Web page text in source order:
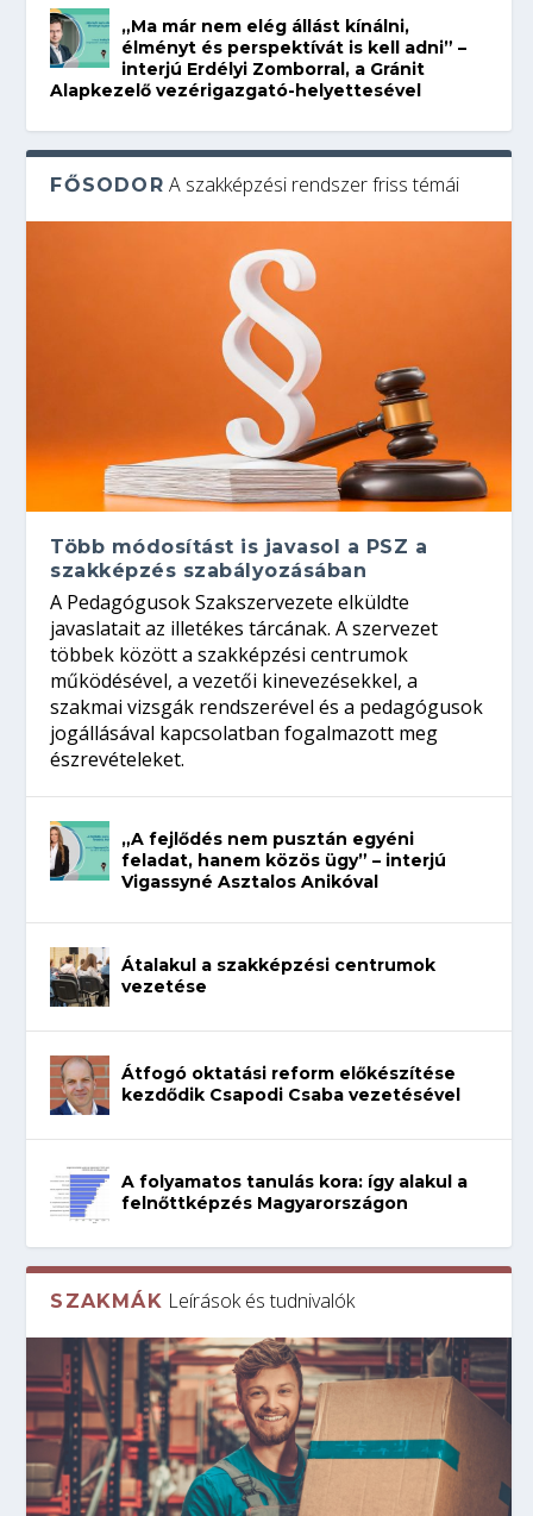
„Ma már nem elég állást kínálni,
élményt és perspektívát is kell adni” –
interjú Erdélyi Zomborral, a Gránit
Alapkezelő vezérigazgató-helyettesével
FŐSODOR A szakképzési rendszer friss témái
Több módosítást is javasol a PSZ a
szakképzés szabályozásában
A Pedagógusok Szakszervezete elküldte
javaslatait az illetékes tárcának. A szervezet
többek között a szakképzési centrumok
működésével, a vezetői kinevezésekkel, a
szakmai vizsgák rendszerével és a pedagógusok
jogállásával kapcsolatban fogalmazott meg
észrevételeket.
„A fejlődés nem pusztán egyéni
feladat, hanem közös ügy” – interjú
Vigassyné Asztalos Anikóval
Átalakul a szakképzési centrumok
vezetése
Átfogó oktatási reform előkészítése
kezdődik Csapodi Csaba vezetésével
A folyamatos tanulás kora: így alakul a
felnőttképzés Magyarországon
SZAKMÁK Leírások és tudnivalók